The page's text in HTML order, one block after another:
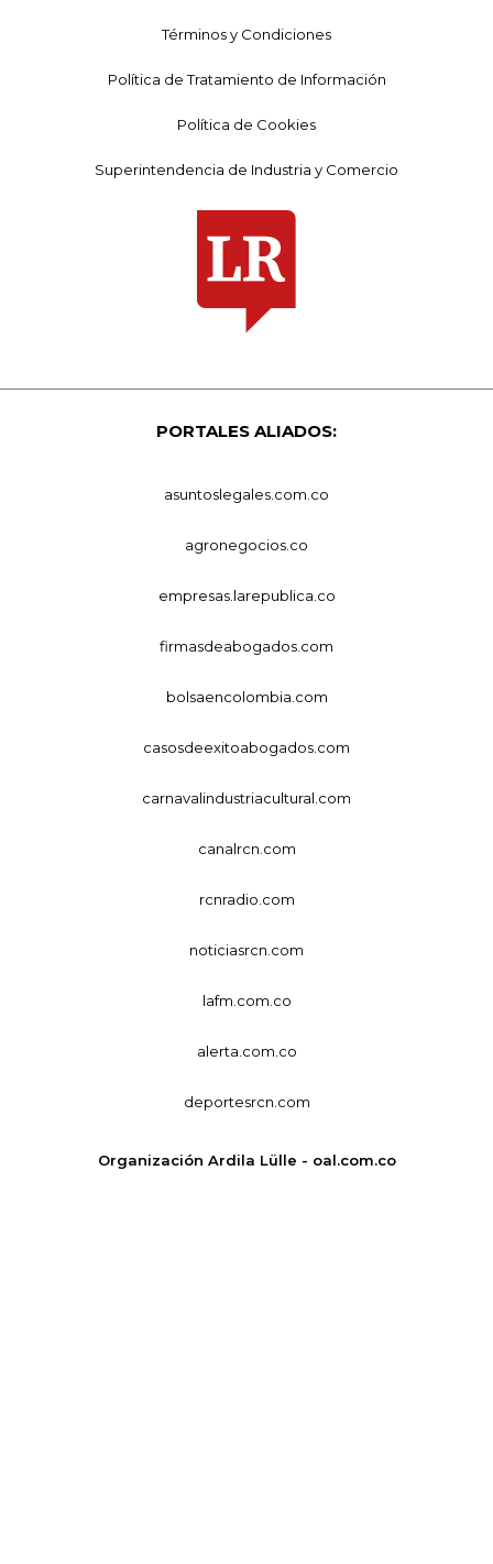
Términos y Condiciones
Política de Tratamiento de Información
Política de Cookies
Superintendencia de Industria y Comercio
PORTALES ALIADOS:
asuntoslegales.com.co
agronegocios.co
empresas.larepublica.co
firmasdeabogados.com
bolsaencolombia.com
casosdeexitoabogados.com
carnavalindustriacultural.com
canalrcn.com
rcnradio.com
noticiasrcn.com
lafm.com.co
alerta.com.co
deportesrcn.com
Organización Ardila Lülle - oal.com.co